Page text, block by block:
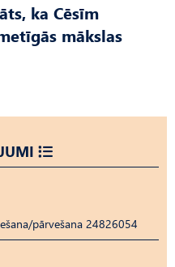
ka Cēsīm
mākslas
pārvešana 24826054